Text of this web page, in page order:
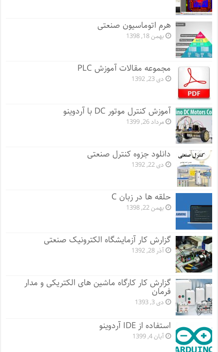
هرم اتوماسیون صنعتی
بهمن 18, 1398
مجموعه مقالات آموزش PLC
دی 23, 1392
آموزش کنترل موتور DC با آردوینو
مرداد 26, 1399
دانلود جزوه کنترل صنعتی
دی 22, 1392
حلقه ها در زبان C
بهمن 22, 1398
گزارش کار آزمایشگاه الکترونیک صنعتی
آذر 28, 1392
گزارش کار کارگاه ماشین های الکتریکی و مدار
فرمان
دی 3, 1393
استفاده از IDE آردوینو
آبان 4, 1399